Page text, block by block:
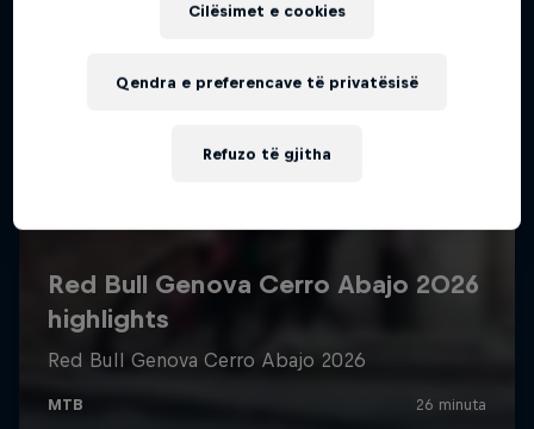
Cilësimet e cookies
Refuzo të gjitha
Qendra e preferencave të privatësisë